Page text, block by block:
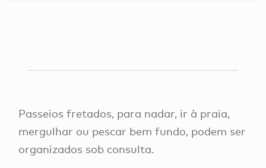
Passeios fretados, para nadar, ir à praia,
mergulhar ou pescar bem fundo, podem ser
organizados sob consulta.